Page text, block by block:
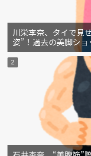
川栄李奈、タイで見
姿”！過去の美脚ショ